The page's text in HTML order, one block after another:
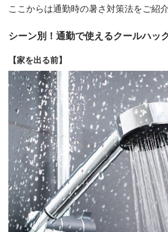
ここからは通勤時の暑さ対策法をご紹介
シーン別！通勤で使えるクールハッ
【家を出る前】